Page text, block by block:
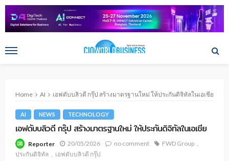
Home AI เอฟดับบลิวดี กรุ๊ป สร้างมาตรฐานใหม่ ให้ประกันดิจิทัลในเอเชีย
AI NEWS TECHNOLOGY
เอฟดับบลิวดี กรุ๊ป สร้างมาตรฐานใหม่ ให้ประกันดิจิทัลในเอเชีย
Reporter 20/05/2026 no comment
FWD Group
ประกันดิจิทัล
เอฟดับบลิวดี กรุ๊ป